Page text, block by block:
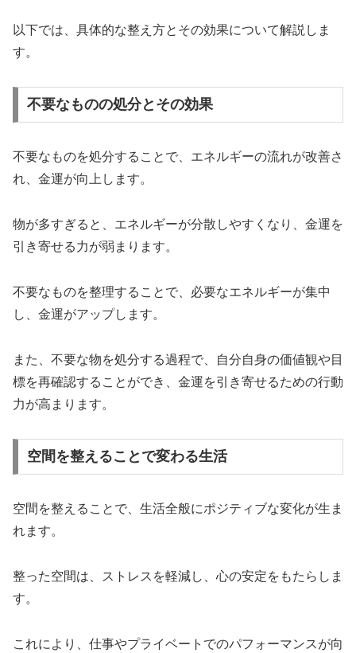
以下では、具体的な整え方とその効果について解説しま
す。
不要なものの処分とその効果
不要なものを処分することで、エネルギーの流れが改善さ
れ、金運が向上します。
物が多すぎると、エネルギーが分散しやすくなり、金運を
引き寄せる力が弱まります。
不要なものを整理することで、必要なエネルギーが集中
し、金運がアップします。
また、不要な物を処分する過程で、自分自身の価値観や目
標を再確認することができ、金運を引き寄せるための行動
力が高まります。
空間を整えることで変わる生活
空間を整えることで、生活全般にポジティブな変化が生ま
れます。
整った空間は、ストレスを軽減し、心の安定をもたらしま
す。
これにより、仕事やプライベートでのパフォーマンスが向